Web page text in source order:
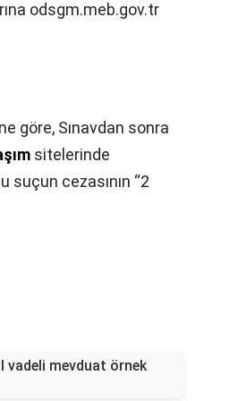
odsgm.meb.gov.tr
göre, Sınavdan sonra
sitelerinde
suçun cezasının “2
vadeli mevduat örnek